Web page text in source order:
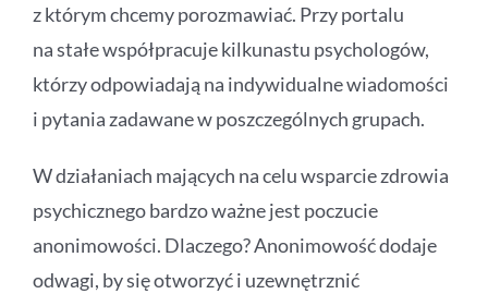
z którym chcemy porozmawiać. Przy portalu
na stałe współpracuje kilkunastu psychologów,
którzy odpowiadają na indywidualne wiadomości
i pytania zadawane w poszczególnych grupach.
W działaniach mających na celu wsparcie zdrowia
psychicznego bardzo ważne jest poczucie
anonimowości. Dlaczego? Anonimowość dodaje
odwagi, by się otworzyć i uzewnętrznić